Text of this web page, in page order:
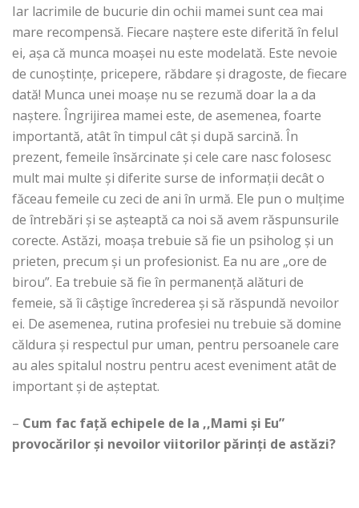
Iar lacrimile de bucurie din ochii mamei sunt cea mai
mare recompensă. Fiecare naștere este diferită în felul
ei, așa că munca moașei nu este modelată. Este nevoie
de cunoștințe, pricepere, răbdare și dragoste, de fiecare
dată! Munca unei moașe nu se rezumă doar la a da
naștere. Îngrijirea mamei este, de asemenea, foarte
importantă, atât în timpul cât și după sarcină. În
prezent, femeile însărcinate și cele care nasc folosesc
mult mai multe și diferite surse de informații decât o
făceau femeile cu zeci de ani în urmă. Ele pun o mulțime
de întrebări și se așteaptă ca noi să avem răspunsurile
corecte. Astăzi, moașa trebuie să fie un psiholog și un
prieten, precum și un profesionist. Ea nu are „ore de
birou”. Ea trebuie să fie în permanență alături de
femeie, să îi câștige încrederea și să răspundă nevoilor
ei. De asemenea, rutina profesiei nu trebuie să domine
căldura și respectul pur uman, pentru persoanele care
au ales spitalul nostru pentru acest eveniment atât de
important și de așteptat.
– Cum fac față echipele de la ,,Mami și Еu”
provocărilor și nevoilor viitorilor părinți de astăzi?